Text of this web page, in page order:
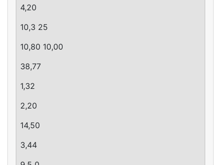
4,20
10,3 25
10,80 10,00
38,77
1,32
2,20
14,50
3,44